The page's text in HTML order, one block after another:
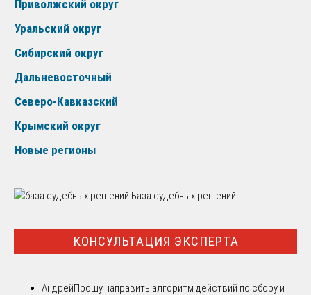
Приволжский округ
Уральский округ
Сибирский округ
Дальневосточный
Северо-Кавказский
Крымский округ
Новые регионы
База судебных решений
КОНСУЛЬТАЦИЯ ЭКСПЕРТА
АндрейПрошу направить алгоритм действий по сбору и